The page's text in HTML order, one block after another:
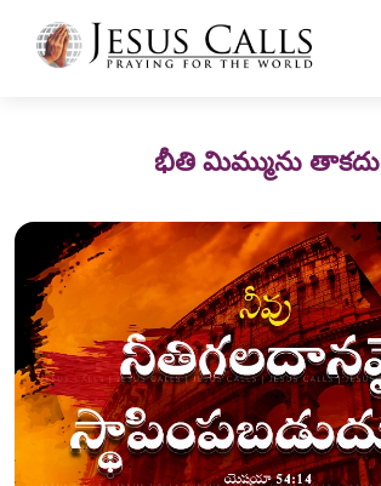
భీతి మిమ్మును తాకదు